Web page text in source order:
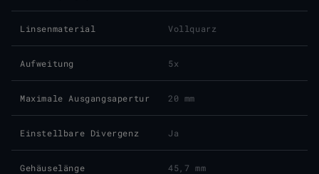
Linsenmaterial Vollquarz
Aufweitung 5x
Maximale Ausgangsapertur 20 mm
Einstellbare Divergenz Ja
Gehäuselänge 45,7 mm